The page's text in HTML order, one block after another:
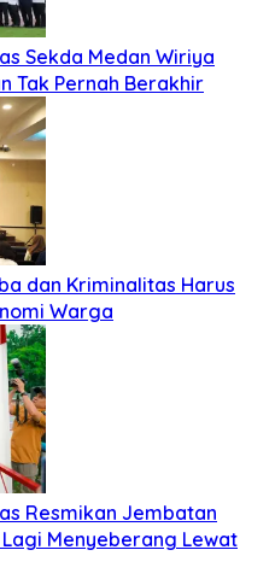
Sekda Medan Wiriya
Tak Pernah Berakhir
dan Kriminalitas Harus
Warga
Resmikan Jembatan
Menyeberang Lewat